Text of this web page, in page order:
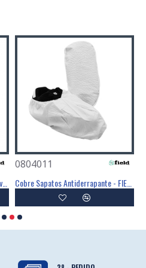
0804011